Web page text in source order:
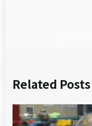
Related Posts